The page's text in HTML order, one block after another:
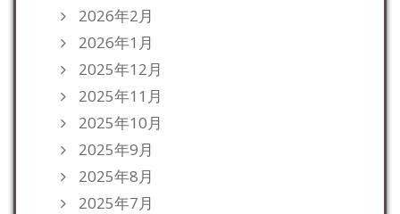
2026年2月
2026年1月
2025年12月
2025年11月
2025年10月
2025年9月
2025年8月
2025年7月